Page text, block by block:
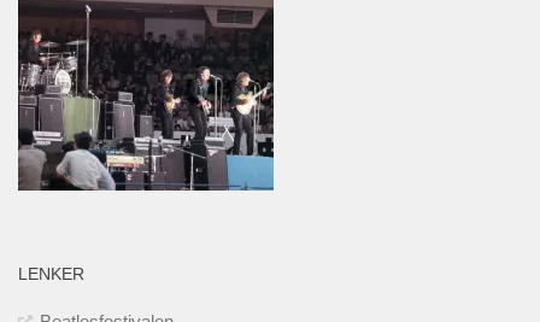
LENKER